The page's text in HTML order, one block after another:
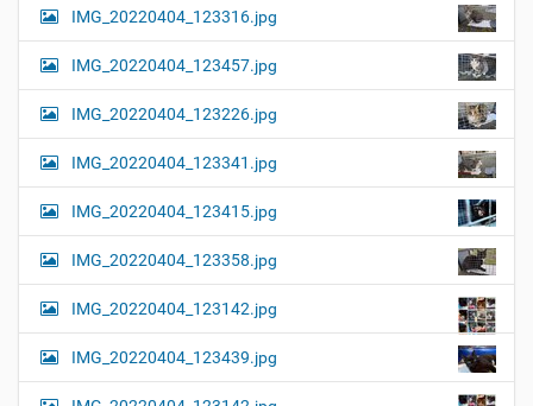
e
…
o
n
IMG_20220404_123316.jpg
IMG_20220404_123457.jpg
IMG_20220404_123226.jpg
IMG_20220404_123341.jpg
IMG_20220404_123415.jpg
IMG_20220404_123358.jpg
IMG_20220404_123142.jpg
IMG_20220404_123439.jpg